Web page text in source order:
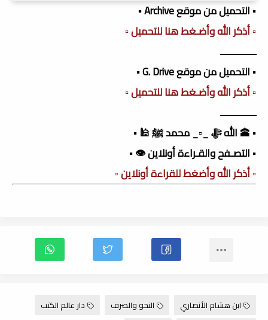
▪️ التحميل من موقع Archive ▪️
▫️ أذكر الله وأضـغط هنا للتحميل ▫️
ـــــــــــــــ
▪️ التحميل من موقع G. Drive ▪️
▫️ أذكر الله وأضـغط هنا للتحميل ▫️
ـــــــــــــــ
▪️ 🕋 الله ﷻ _▫️_ محمد ﷺ 🕌 ▪️
▪️ التصـفح والقـراءة أونلاين 👁️ ▪️
▫️ أذكر الله وأضغط للقراءة أونلاين ▫️
ابن هشام الأنصاري النحو والصرف
دار عالم الكتب